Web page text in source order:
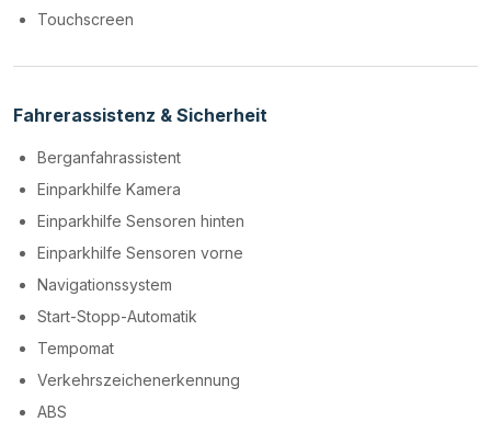
Touchscreen
Fahrerassistenz & Sicherheit
Berganfahrassistent
Einparkhilfe Kamera
Einparkhilfe Sensoren hinten
Einparkhilfe Sensoren vorne
Navigationssystem
Start-Stopp-Automatik
Tempomat
Verkehrszeichenerkennung
ABS